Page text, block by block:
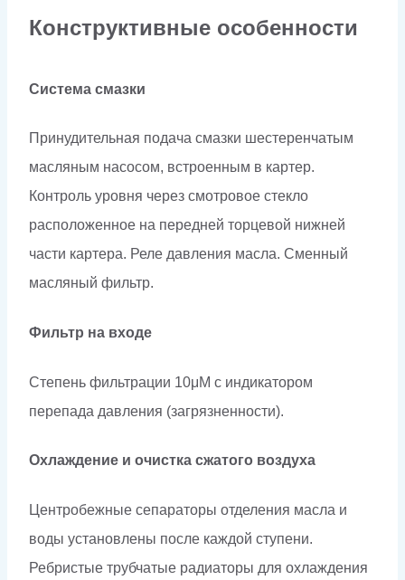
Конструктивные особенности
Система смазки
Принудительная подача смазки шестеренчатым
масляным насосом, встроенным в картер.
Контроль уровня через смотровое стекло
расположенное на передней торцевой нижней
части картера. Реле давления масла. Сменный
масляный фильтр.
Фильтр на входе
Степень фильтрации 10μM с индикатором
перепада давления (загрязненности).
Охлаждение и очистка сжатого воздуха
Центробежные сепараторы отделения масла и
воды установлены после каждой ступени.
Ребристые трубчатые радиаторы для охлаждения